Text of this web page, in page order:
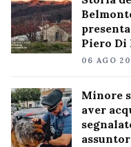
Piero Di
06 AGO
Minore
aver